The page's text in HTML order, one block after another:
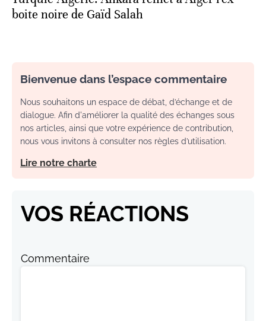
boite noire de Gaïd Salah
Bienvenue dans l’espace commentaire
Nous souhaitons un espace de débat, d’échange et de
dialogue. Afin d'améliorer la qualité des échanges sous
nos articles, ainsi que votre expérience de contribution,
nous vous invitons à consulter nos règles d’utilisation.
Lire notre charte
VOS RÉACTIONS
Commentaire